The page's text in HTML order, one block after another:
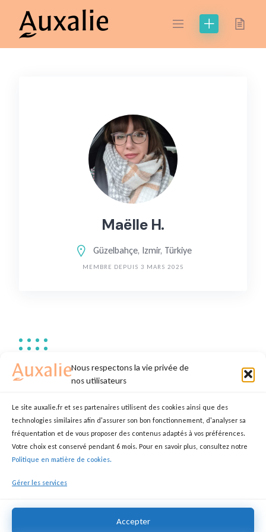
Nous respectons la vie privée de
nos utilisateurs
Le site auxalie.fr et ses partenaires utilisent des cookies ainsi que des
technologies similaires afin d'assurer son bon fonctionnement, d'analyser sa
fréquentation et de vous proposer des contenus adaptés à vos préférences.
Votre choix est conservé pendant 6 mois. Pour en savoir plus, consultez notre
Politique en matière de cookies.
Gérer les services
Accepter
content
Maëlle H.
Güzelbahçe, Izmir, Türkiye
MEMBRE DEPUIS 3 MARS 2025
Annonces de Maëlle H.
Maëlle H.
MAËLLE AIDE SOIGNANT(E)